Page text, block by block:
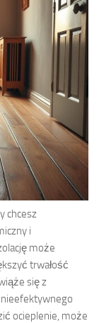
chcesz
i
może
trwałość
się z
ocieplenie, może